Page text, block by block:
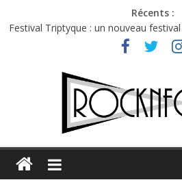
Récents :
Festival Triptyque : un nouveau
Hellfest 2026 vendredi : température
Hellfest 2026 jeudi : impossible de
Première édition du Midgard Festival :
Charlie Puth à l’Olympia : la leçon de